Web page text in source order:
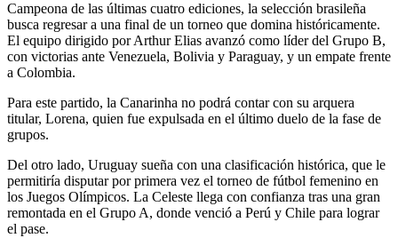
Campeona de las últimas cuatro ediciones, la selección brasileña
busca regresar a una final de un torneo que domina históricamente.
El equipo dirigido por Arthur Elias avanzó como líder del Grupo B,
con victorias ante Venezuela, Bolivia y Paraguay, y un empate frente
a Colombia.
Para este partido, la Canarinha no podrá contar con su arquera
titular, Lorena, quien fue expulsada en el último duelo de la fase de
grupos.
Del otro lado, Uruguay sueña con una clasificación histórica, que le
permitiría disputar por primera vez el torneo de fútbol femenino en
los Juegos Olímpicos. La Celeste llega con confianza tras una gran
remontada en el Grupo A, donde venció a Perú y Chile para lograr
el pase.